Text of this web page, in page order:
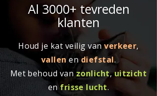
Al 3000+ tevreden
klanten
Houd je kat veilig vanverkeer,
vallenen diefstal.
Met behoud van zonlicht,uitzicht
enfrisse lucht.